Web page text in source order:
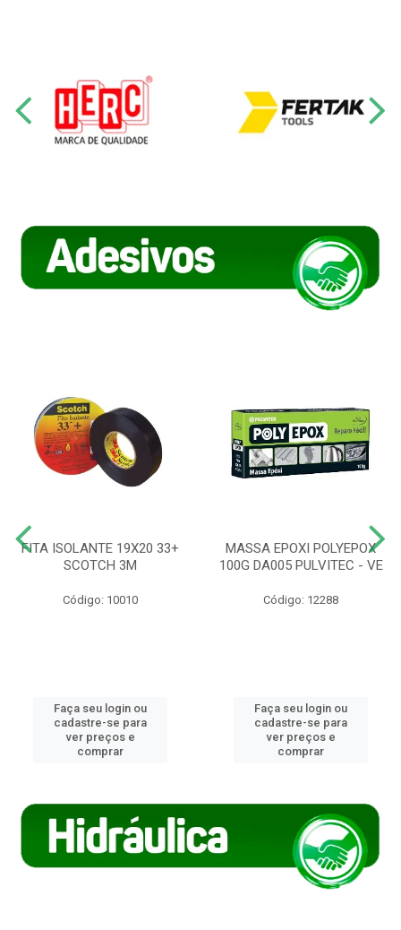
FITA ISOLANTE 19X20 33+
SCOTCH 3M
Código: 10010
Faça seu login ou
cadastre-se para
ver preços e
comprar
MASSA EPOXI POLYEPOX
100G DA005 PULVITEC - VE
Código: 12288
Faça seu login ou
cadastre-se para
ver preços e
comprar